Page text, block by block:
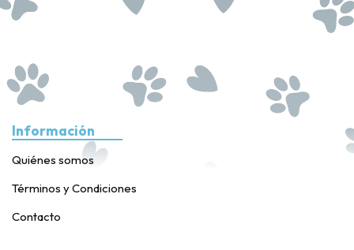
Información
Quiénes somos
Términos y Condiciones
Contacto